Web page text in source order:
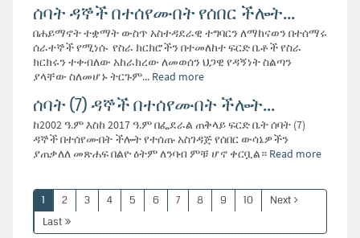
ሰባት ዳኞች በተሰየሙበት የሰበር ችሎት...
በሐይማኖት ተቋማት ውስጥ አስተዳደራዊ ተግባርን ለማከናወን በተሰማሩ
ሰራተኞች የሚነሱ የስራ ክርክሮችን በተመለከተ ፍርድ ቤቶች የስራ
ክርክሩን ተቀብለው አከራክረው ለመወሰን ህጋዊ የዳኝነት ስልጣን
ያላቸው ስለመሆኑ ትርጉም... Read more
ሰባት (7) ዳኞች በተሰየሙበት ችሎት...
ከ2002 ዓ.ም እስከ 2017 ዓ.ም በፌደራል ጠቅላይ ፍርድ ቤት ሰባት (7)
ዳኞች በተሰየሙበት ችሎት የተሰጡ አስገዳጅ የሰበር ውሳኔዎችን
ያጠቃለለ መጽሐፍ በልዮ ዕትም ለንባብ ምቹ ሆኖ ቀርቧል። Read more
1 2 3 4 5 6 7 8 9 10
Next
Last